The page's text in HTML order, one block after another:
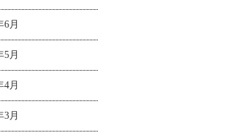
6月
5月
4月
3月